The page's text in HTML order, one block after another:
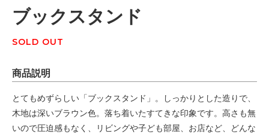
ブックスタンド
SOLD OUT
商品説明
とてもめずらしい「ブックスタンド」。しっかりとした造りで、
木地は深いブラウン色。落ち着いたすてきな印象です。高さも無
いので圧迫感もなく、リビングや子ども部屋、お店など、どんな